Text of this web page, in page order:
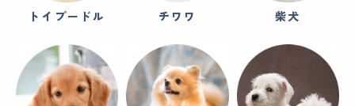
トイプードル チワワ 柴犬